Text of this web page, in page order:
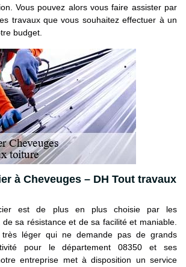
Vous pouvez alors vous faire assister par
travaux que vous souhaitez effectuer à un
budget.
à Cheveuges – DH Tout travaux
est de plus en plus choisie par les
sa résistance et de sa facilité et maniable.
très léger qui ne demande pas de grands
pour le département 08350 et ses
entreprise met à disposition un service